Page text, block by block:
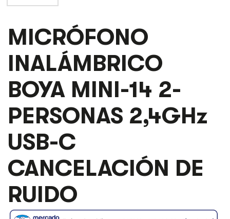
MICRÓFONO
INALÁMBRICO
BOYA MINI-14 2-
PERSONAS 2,4GHz
USB-C
CANCELACIÓN DE
RUIDO
MICRÓFONO
INALÁMBRICO
BOYA
MINI-
PERSONAS
2,4GHZ
USB-
CANCELACIÓN
DE
RUIDO